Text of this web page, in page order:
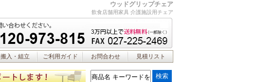
ウッドグリップチェア
飲食店舗用家具 介護施設用チェア
搬入・組立 ご利用ガイド お問合わせ 見積リスト